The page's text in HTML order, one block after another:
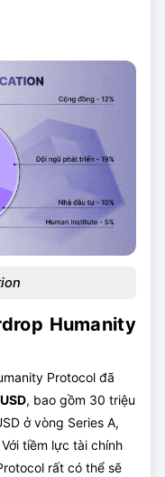
Humanity
Protocol đã
, bao gồm 30 triệu
ở vòng Series A,
Với tiềm lực tài chính
rất có thể sẽ